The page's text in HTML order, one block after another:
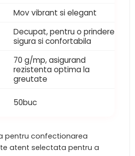
Mov vibrant si elegant
Decupat, pentru o prindere
sigura si confortabila
70 g/mp, asigurand
rezistenta optima la
greutate
50buc
pentru confectionarea
atent selectata pentru a